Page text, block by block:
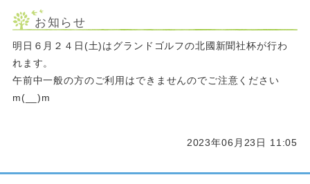
お知らせ
明日６月２４日(土)はグランドゴルフの北國新聞社杯が行わ
れます。
午前中一般の方のご利用はできませんのでご注意ください
m(__)m
2023年06月23日 11:05